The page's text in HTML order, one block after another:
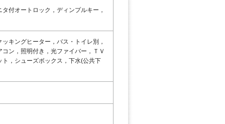
付オートロック，ディンプルキー，
キングヒーター，バス・トイレ別，
ン，照明付き，光ファイバー，ＴＶ
，シューズボックス，下水(公共下